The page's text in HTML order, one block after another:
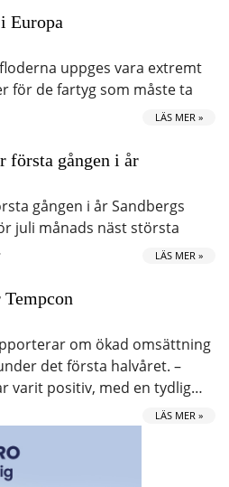
Europa
uppges vara extremt
för de fartyg som måste ta
LÄS MER »
första gången i år
gången i år Sandbergs
juli månads näst största
LÄS MER »
om ökad omsättning
det första halvåret. –
varit positiv, med en tydlig…
LÄS MER »